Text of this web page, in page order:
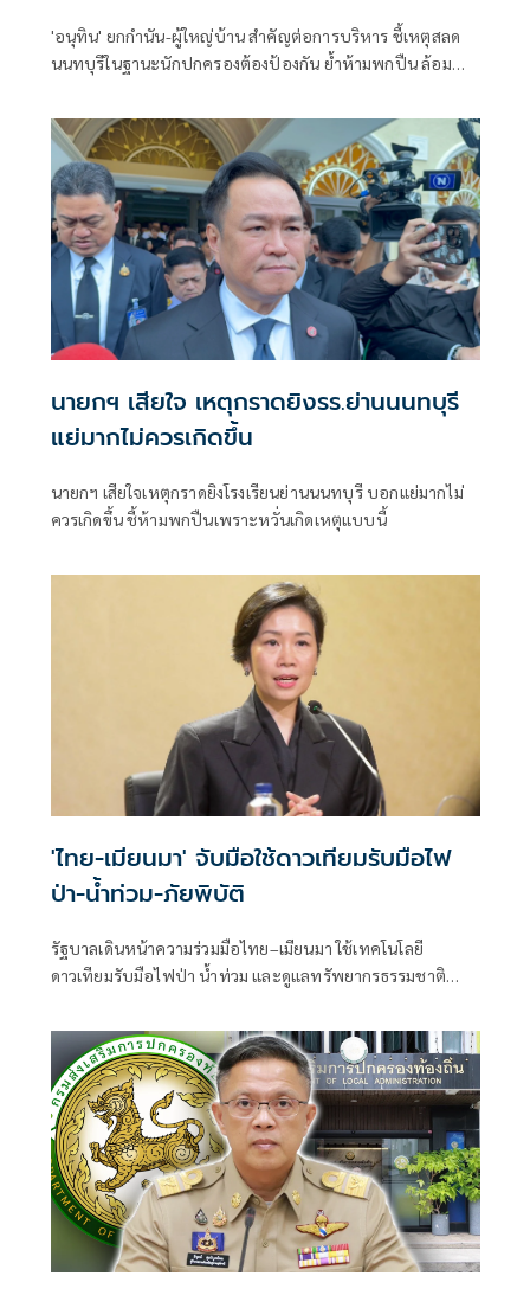
'อนุทิน' ยกกำนัน-ผู้ใหญ่บ้าน สำคัญต่อการบริหาร ชี้เหตุสลด
นนทบุรีในฐานะนักปกครองต้องป้องกัน ย้ำห้ามพกปืน ล้อม
ที่เกิดเหตุ
นายกฯ เสียใจ เหตุกราดยิงรร.ย่านนนทบุรี
แย่มากไม่ควรเกิดขึ้น
นายกฯ เสียใจเหตุกราดยิงโรงเรียนย่านนนทบุรี บอกแย่มากไม่
ควรเกิดขึ้น ชี้ห้ามพกปืนเพราะหวั่นเกิดเหตุแบบนี้
'ไทย-เมียนมา' จับมือใช้ดาวเทียมรับมือไฟ
ป่า-น้ำท่วม-ภัยพิบัติ
รัฐบาลเดินหน้าความร่วมมือไทย–เมียนมา ใช้เทคโนโลยี
ดาวเทียมรับมือไฟป่า น้ำท่วม และดูแลทรัพยากรธรรมชาติ